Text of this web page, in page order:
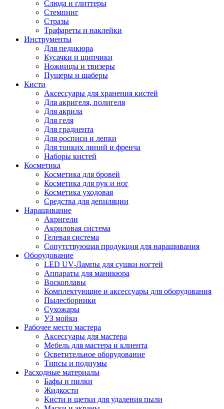
Слюда и глиттеры
Стемпинг
Стразы
Трафареты и наклейки
Инструменты
Для педикюра
Кусачки и щипчики
Ножницы и твизеры
Пушеры и шаберы
Кисти
Аксессуары для хранения кистей
Для акригеля, полигеля
Для акрила
Для геля
Для градиента
Для росписи и лепки
Для тонких линий и френча
Наборы кистей
Косметика
Косметика для бровей
Косметика для рук и ног
Косметика уходовая
Средства для депиляции
Наращивание
Акригели
Акриловая система
Гелевая система
Сопутствующая продукция для наращивания
Оборудование
LED UV-Лампы для сушки ногтей
Аппараты для маникюра
Воскоплавы
Комплектующие и аксессуары для оборудования
Пылесборники
Сухожары
УЗ мойки
Рабочее место мастера
Аксессуары для мастера
Мебель для мастера и клиента
Осветительное оборудование
Типсы и подиумы
Расходные материалы
Бафы и пилки
Жидкости
Кисти и щетки для удаления пыли